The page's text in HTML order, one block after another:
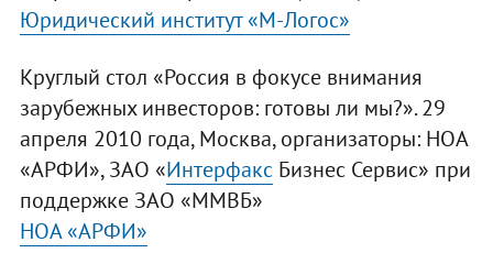
Юридический институт «М-Логос»
Круглый стол «Россия в фокусе внимания
зарубежных инвесторов: готовы ли мы?». 29
апреля 2010 года, Москва, организаторы: НОА
«АРФИ», ЗАО «ИнтерфаксБизнес Сервис» при
поддержке ЗАО «ММВБ»
НОА «АРФИ»